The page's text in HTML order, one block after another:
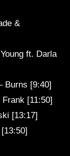
&
ft. Darla
Burns [9:40]
[11:50]
[13:17]